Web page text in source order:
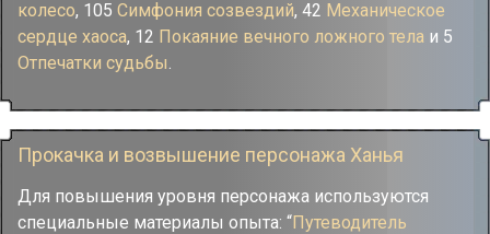
колесо, 105 Симфония созвездий, 42 Механическое
сердце хаоса, 12 Покаяние вечного ложного тела и 5
Отпечатки судьбы.
Прокачка и возвышение персонажа Ханья
Для повышения уровня персонажа используются
специальные материалы опыта: “Путеводитель